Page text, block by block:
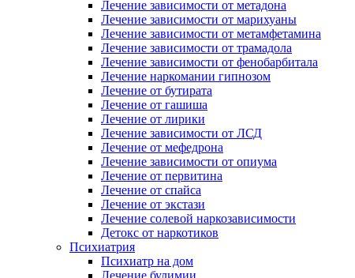
Лечение зависимости от метадона
Лечение зависимости от марихуаны
Лечение зависимости от метамфетамина
Лечение зависимости от трамадола
Лечение зависимости от фенобарбитала
Лечение наркомании гипнозом
Лечение от бутирата
Лечение от гашиша
Лечение от лирики
Лечение зависимости от ЛСД
Лечение от мефедрона
Лечение зависимости от опиума
Лечение от первитина
Лечение от спайса
Лечение от экстази
Лечение солевой наркозависимости
Детокс от наркотиков
Психиатрия
Психиатр на дом